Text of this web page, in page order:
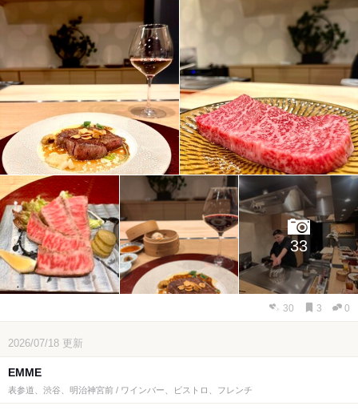
33
30 3 0
2026/07/18 更新
EMME
表参道、渋谷、明治神宮前 / ワインバー、ビストロ、フレンチ